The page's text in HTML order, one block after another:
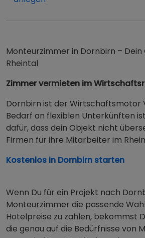
Monteurzimmer in Dornbirn – Dein
Rheintal
Zimmer vermieten im
Dornbirn ist der Wirtschaftsmotor
Bedarf an flexiblen Unterkünften
dafür, dass dein Objekt nicht
Firmen für ihre Mitarbeiter im
Kostenlos in Dornbirn starten
Wenn Du für ein Projekt nach
Monteurzimmer die passende
Hotelpreise zu zahlen, bekommst
die genau auf die Bedürfnisse von